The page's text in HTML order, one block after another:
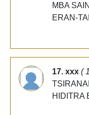
MBA
ERAN-
17. xxx (
HIDITRA